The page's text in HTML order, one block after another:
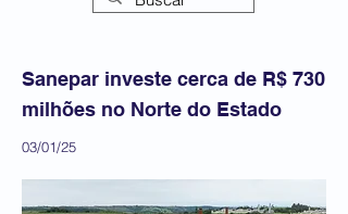
Sanepar investe cerca de R$ 730
milhões no Norte do Estado
03/01/25